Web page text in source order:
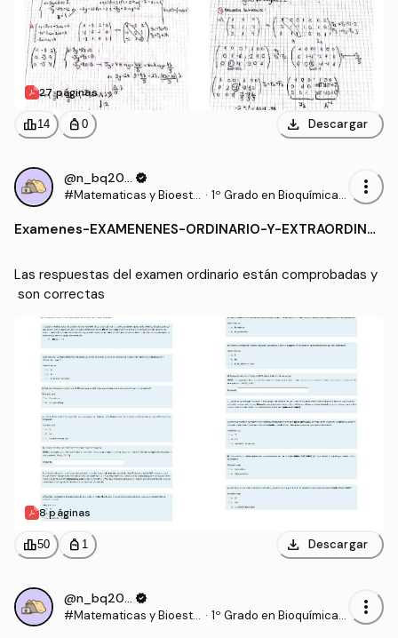
27 páginas
leaderboard14 personal_bag 0 download Descargar
@n_bq2006verified
#Matematicas y Bioesta · 1º Grado en Bioquímica
more_vert
Examenes-EXAMENENES-ORDINARIO-Y-EXTRAORDINA
Las respuestas del examen ordinario están comprobadas y
8 páginas
leaderboard50 personal_bag 1 download Descargar
@n_bq2006verified
#Matematicas y Bioesta · 1º Grado en Bioquímica
more_vert